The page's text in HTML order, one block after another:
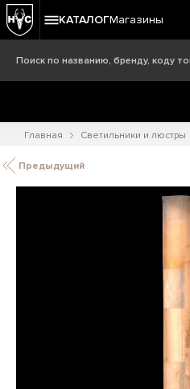
КАТАЛОГМагазины
Главная Светильники и люстры
Предыдущий